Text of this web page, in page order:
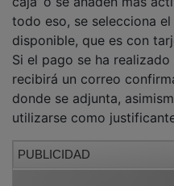
todo eso, se selecciona
disponible, que es con
Si el pago se ha
recibirá un correo
donde se adjunta,
utilizarse como